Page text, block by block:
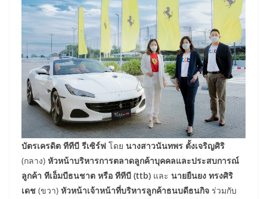
บัตรเครดิต ทีทีบี รีเซิร์ฟ โดย นางสาวนันทพร ตั้งเจริญศิริ
(กลาง) หัวหน้าบริหารการตลาดลูกค้าบุคคลและประสบการณ์
ลูกค้า ทีเอ็มบีธนชาต หรือ ทีทีบี (ttb) และ นายยืนยง ทรงศิริ
เดช (ขวา) หัวหน้าเจ้าหน้าที่บริหารลูกค้าธนบดีธนกิจ ร่วมกับ